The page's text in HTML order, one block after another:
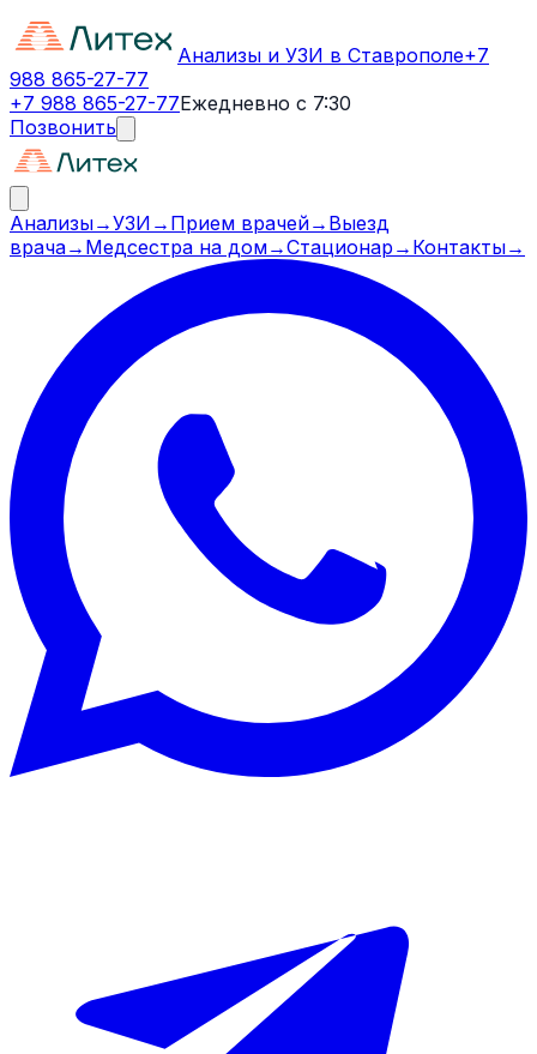
Анализы и УЗИ в Ставрополе+7
988 865-27-77
+7 988 865-27-77Ежедневно с 7:30
Позвонить
Анализы→УЗИ → Прием врачей→ Выезд
врача→ Медсестра на дом→Стационар → Контакты→